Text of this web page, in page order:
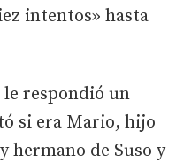
intentos» hasta
le respondió un
si era Mario, hijo
hermano de Suso y